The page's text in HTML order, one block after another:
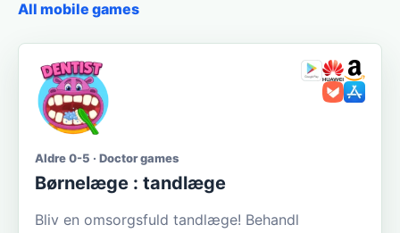
All mobile games
Aldre 0-5 · Doctor games
Børnelæge : tandlæge
Bliv en omsorgsfuld tandlæge! Behandl